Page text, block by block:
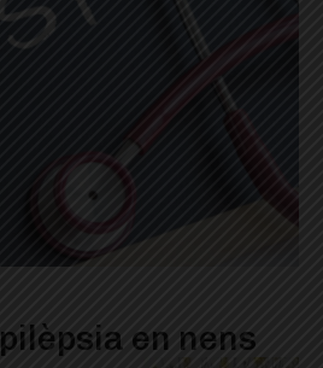
en nens